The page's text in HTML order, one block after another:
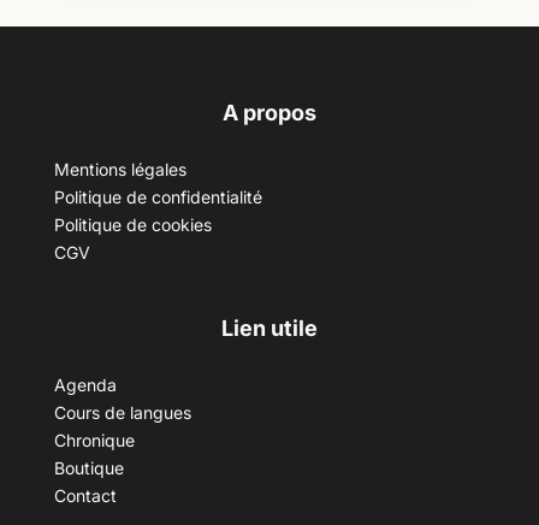
A propos
Mentions légales
Politique de confidentialité
Politique de cookies
CGV
Lien utile
Agenda
Cours de langues
Chronique
Boutique
Contact